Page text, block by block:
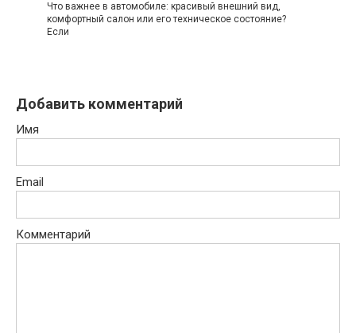
Что важнее в автомобиле: красивый внешний вид,
комфортный салон или его техническое состояние?
Если
Добавить комментарий
Имя
Email
Комментарий